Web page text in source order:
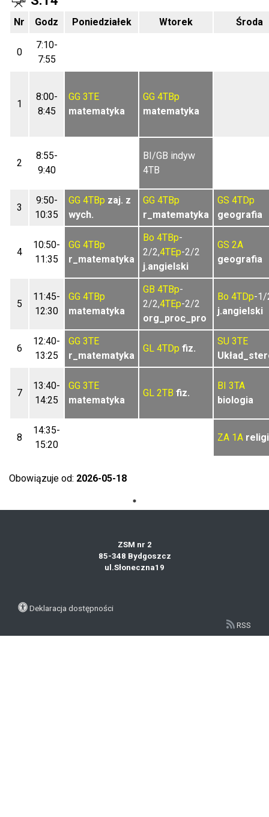
Nr Godz Poniedziałek Wtorek Środa
0
7:10-
7:55
1
8:00-
8:45
GG 3TE
matematyka
GG 4TBp
matematyka
2
8:55-
9:40
BI/GB indyw
4TB
3
9:50-
10:35
GG 4TBp zaj. z
wych.
GG 4TBp
r_matematyka
GS 4TDp
geografia
4
10:50-
11:35
GG 4TBp
r_matematyka
Bo 4TBp-
2/2,4TEp-2/2
j.angielski
GS 2A
geografia
5
11:45-
12:30
GG 4TBp
matematyka
GB 4TBp-
2/2,4TEp-2/2
org_proc_pro
Bo 4TDp-1/
j.angielski
6
12:40-
13:25
GG 3TE
r_matematyka
GL 4TDp fiz.
SU 3TE
7
13:40-
14:25
GG 3TE
matematyka
GL 2TB fiz.
BI 3TA
biologia
8
14:35-
15:20
ZA 1A
Obowiązuje od: 2026-05-18
ZSM nr 2
85-348 Bydgoszcz
ul.Słoneczna19
Deklaracja dostępności
RSS